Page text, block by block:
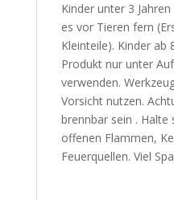
Kinder unter 3
es vor Tieren fern
Kleinteile). Kinder ab
Produkt nur unter
verwenden.
Vorsicht nutzen.
brennbar sein .
offenen Flammen,
Feuerquellen. Viel